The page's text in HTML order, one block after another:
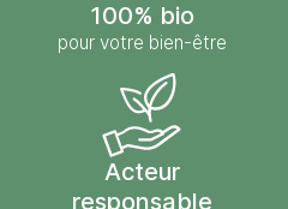
100% bio
pour votre bien-être
Acteur
responsable